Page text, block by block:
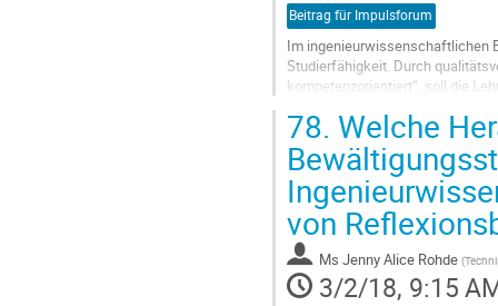
Beitrag für Impulsforum
Im ingenieurwissenschaftlichen
Studierfähigkeit. Durch
kompetenzorientiert“, soll die
Felduntersuchungen an der...
Go
to
contribution
page
78. Welche
von
Ms Jenny Alice Rohde (
3/2/18, 9:15